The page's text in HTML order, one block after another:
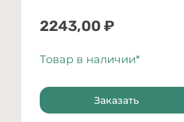
2243,00 ₽
Товар в наличии*
Заказать